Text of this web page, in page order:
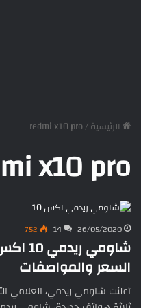
الرئيسية/
redmi x10 pro
x10 pro
26/05/2020
14
752
السعر والمواصفات
أعلنت شاومي ريدمي، العلامي